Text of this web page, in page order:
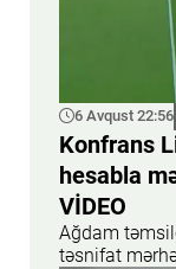
6 Avqust 22:56
Konfrans
hesabla
VİDEO
Ağdam
təsnifat